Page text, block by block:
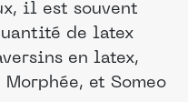
il est souvent
de latex
en latex,
et Someo